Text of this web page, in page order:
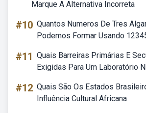
Marque A Alternativa Incorreta
#10 Quantos Numeros De Tres
Podemos Formar Usando
#11 Quais Barreiras Primárias E
Exigidas Para Um Laboratório
#12 Quais São Os Estados
Influência Cultural Africana